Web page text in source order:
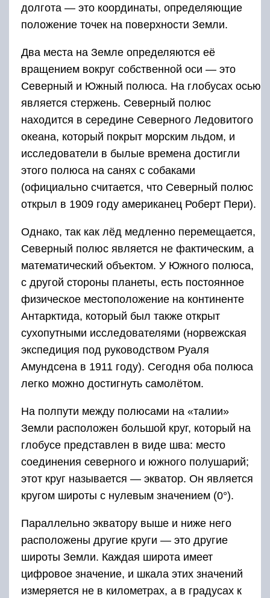
долгота — это координаты, определяющие
положение точек на поверхности Земли.
Два места на Земле определяются её
вращением вокруг собственной оси — это
Северный и Южный полюса. На глобусах осью
является стержень. Северный полюс
находится в середине Северного Ледовитого
океана, который покрыт морским льдом, и
исследователи в былые времена достигли
этого полюса на санях с собаками
(официально считается, что Северный полюс
открыл в 1909 году американец Роберт Пери).
Однако, так как лёд медленно перемещается,
Северный полюс является не фактическим, а
математический объектом. У Южного полюса,
с другой стороны планеты, есть постоянное
физическое местоположение на континенте
Антарктида, который был также открыт
сухопутными исследователями (норвежская
экспедиция под руководством Руаля
Амундсена в 1911 году). Сегодня оба полюса
легко можно достигнуть самолётом.
На полпути между полюсами на «талии»
Земли расположен большой круг, который на
глобусе представлен в виде шва: место
соединения северного и южного полушарий;
этот круг называется — экватор. Он является
кругом широты с нулевым значением (0°).
Параллельно экватору выше и ниже него
расположены другие круги — это другие
широты Земли. Каждая широта имеет
цифровое значение, и шкала этих значений
измеряется не в километрах, а в градусах к